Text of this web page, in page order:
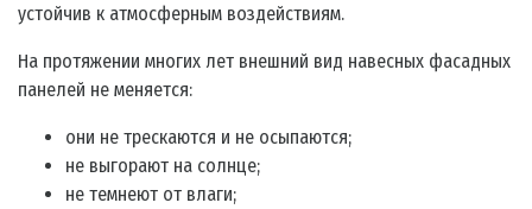
устойчив к атмосферным воздействиям.
На протяжении многих лет внешний вид навесных фасадных
панелей не меняется:
они не трескаются и не осыпаются;
не выгорают на солнце;
не темнеют от влаги;